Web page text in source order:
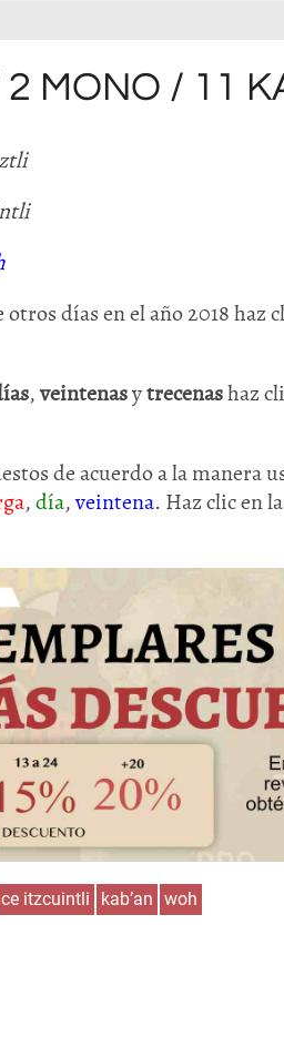
MONO / 11
días en el año 2018 haz
,veintenasytrecenashaz
de acuerdo a la manera
,día,veintena. Haz clic en
ce itzcuintli kab’an woh